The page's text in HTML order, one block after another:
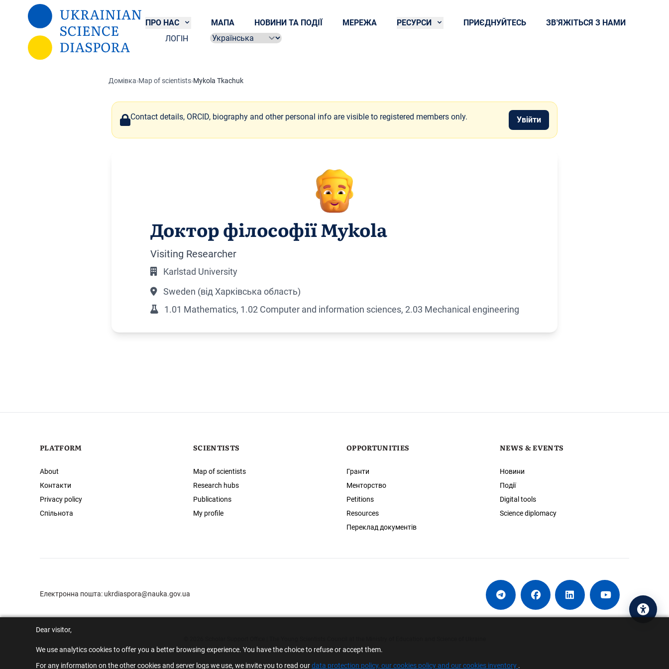
Перейти до основного вмісту
Dear visitor,
We use analytics cookies to offer you a better browsing experience. You have the choice to refuse or accept them.
For any information on the other cookies and server logs we use, we invite you to read ourdata protection policy, our cookies policy and our cookies inventory .
ПРО НАС МАПА НОВИНИ ТА ПОДІЇ МЕРЕЖА РЕСУРСИ ПРИЄДНУЙТЕСЬ
ЗВʼЯЖІТЬСЯ З НАМИ
ЛОГІН
Select language
Домівка›Map of scientists›Mykola Tkachuk
Contact details, ORCID, biography and other personal info are visible to registered members only. Увійти
Доктор філософії Mykola
Visiting Researcher
Karlstad University
Sweden (від Харківська область)
1.01 Mathematics, 1.02 Computer and information sciences, 2.03 Mechanical engineering
PLATFORM
About
Контакти
Privacy policy
Спільнота
SCIENTISTS
Map of scientists
Research hubs
Publications
My profile
OPPORTUNITIES
Гранти
Менторство
Petitions
Resources
Переклад документів
NEWS & EVENTS
Новини
Події
Digital tools
Science diplomacy
Електронна пошта: ukrdiaspora@nauka.gov.ua